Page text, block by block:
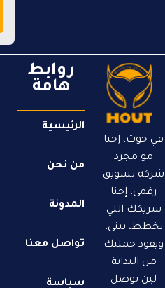
في حوت، إحنا
مو مجرد
شركة تسويق
رقمي، إحنا
شريكك اللي
يخطط، يبني،
ويقود حملتك
من البداية
لين توصل
روابط
هامة
الرئيسية
من نحن
المدونة
تواصل معنا
سياسة